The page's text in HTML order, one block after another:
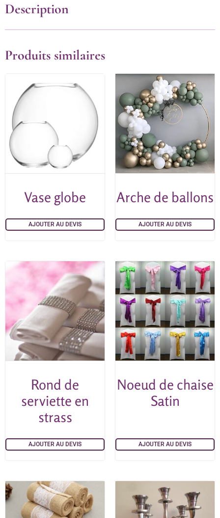
Description
Produits similaires
Vase globe
AJOUTER AU DEVIS
Arche de ballons
AJOUTER AU DEVIS
Rond de
serviette en
strass
AJOUTER AU DEVIS
Noeud de chaise
Satin
AJOUTER AU DEVIS